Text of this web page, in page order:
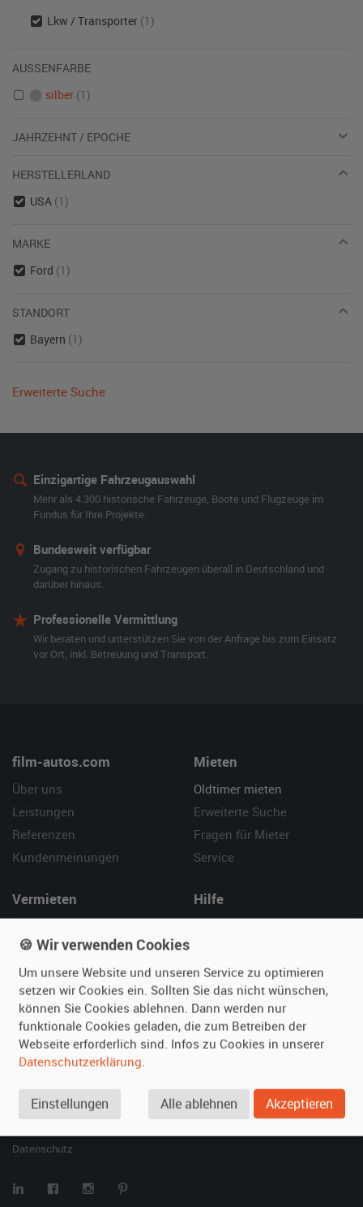
Lkw / Transporter (1)
AUSSENFARBE
silber (1)
JAHRZEHNT / EPOCHE
HERSTELLERLAND
USA (1)
MARKE
Ford (1)
STANDORT
Bayern (1)
Erweiterte Suche
Einzigartige Fahrzeugauswahl
Mehr als 4.300 historische Fahrzeuge, Boote und Flugzeuge im
Fundus für Ihre Projekte.
Bundesweit verfügbar
Zugang zu historischen Fahrzeugen überall in Deutschland und
darüber hinaus.
Professionelle Vermittlung
Wir beraten und unterstützen Sie von der Anfrage bis zum Einsatz
vor Ort, inkl. Betreuung und Transport.
film-autos.com
Über uns
Leistungen
Referenzen
Kundenmeinungen
Mieten
Oldtimer mieten
Erweiterte Suche
Fragen für Mieter
Service
Vermieten
Fotos senden
Fragen für Vermieter
Inserat verwalten
Hilfe
Kontakt
SPECIAL
Berühmte Filmautos –
Datenschutz
🍪 Wir verwenden Cookies
Um unsere Website und unseren Service zu optimieren
setzen wir Cookies ein. Sollten Sie das nicht wünschen,
können Sie Cookies ablehnen. Dann werden nur
funktionale Cookies geladen, die zum Betreiben der
Webseite erforderlich sind. Infos zu Cookies in unserer
Datenschutzerklärung.
Einstellungen Alle ablehnen Akzeptieren